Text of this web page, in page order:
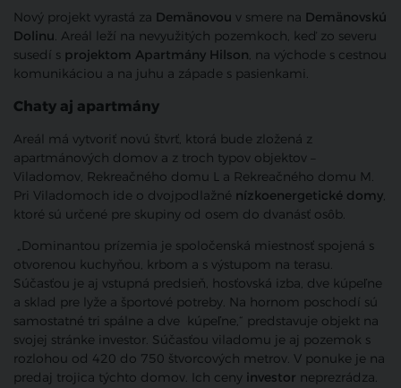
Nový projekt vyrastá za Demänovou v smere na Demänovskú
Dolinu. Areál leží na nevyužitých pozemkoch, keď zo severu
susedí s projektom Apartmány Hilson, na východe s cestnou
komunikáciou a na juhu a západe s pasienkami.
Chaty aj apartmány
Areál má vytvoriť novú štvrť, ktorá bude zložená z
apartmánových domov a z troch typov objektov –
Viladomov, Rekreačného domu L a Rekreačného domu M.
Pri Viladomoch ide o dvojpodlažné nízkoenergetické domy,
ktoré sú určené pre skupiny od osem do dvanásť osôb.
„Dominantou prízemia je spoločenská miestnosť spojená s
otvorenou kuchyňou, krbom a s výstupom na terasu.
Súčasťou je aj vstupná predsieň, hosťovská izba, dve kúpeľne
a sklad pre lyže a športové potreby. Na hornom poschodí sú
samostatné tri spálne a dve kúpeľne,“ predstavuje objekt na
svojej stránke investor. Súčasťou viladomu je aj pozemok s
rozlohou od 420 do 750 štvorcových metrov. V ponuke je na
predaj trojica týchto domov. Ich ceny investor neprezrádza.